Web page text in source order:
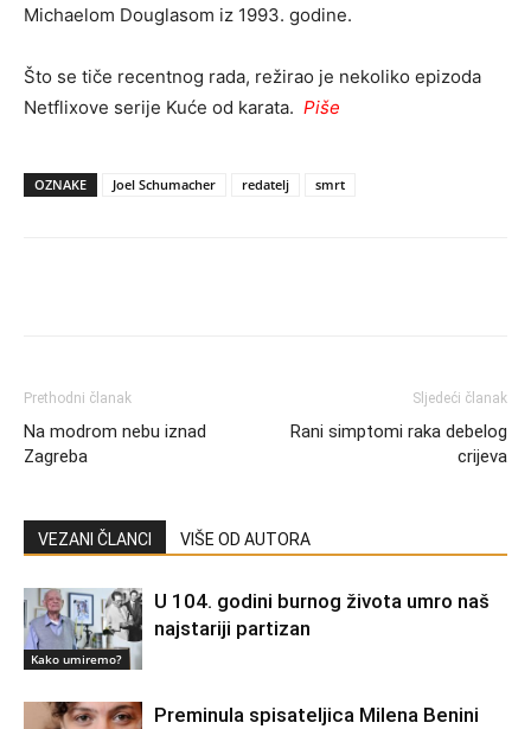
Michaelom Douglasom iz 1993. godine.
Što se tiče recentnog rada, režirao je nekoliko epizoda
Netflixove serije Kuće od karata. Piše
OZNAKE Joel Schumacher redatelj smrt
Prethodni članak
Na modrom nebu iznad
Zagreba
Sljedeći članak
Rani simptomi raka debelog
crijeva
VEZANI ČLANCI VIŠE OD AUTORA
Kako umiremo?
U 104. godini burnog života umro naš
najstariji partizan
Preminula spisateljica Milena Benini